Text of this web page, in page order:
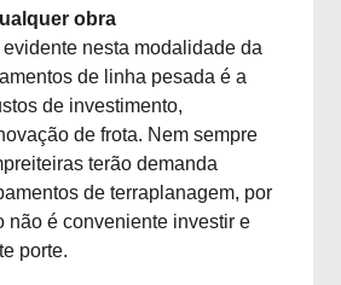
obra
nesta modalidade da
de linha pesada é a
de investimento,
de frota. Nem sempre
terão demanda
de terraplanagem, por
não é conveniente investir e
porte.